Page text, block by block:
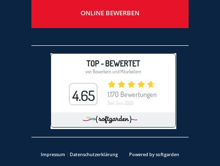
ONLINE BEWERBEN
Impressum | Datenschutzerklärung Powered by softgarden